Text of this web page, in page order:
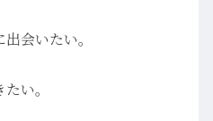
会いたい。
い。